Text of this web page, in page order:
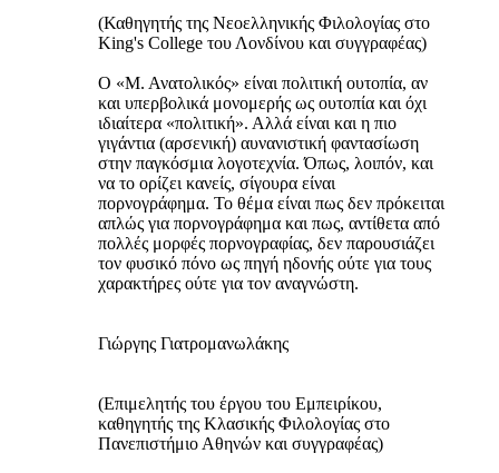
(Καθηγητής της Νεοελληνικής Φιλολογίας στο
King's College του Λονδίνου και συγγραφέας)
Ο «Μ. Ανατολικός» είναι πολιτική ουτοπία, αν
και υπερβολικά μονομερής ως ουτοπία και όχι
ιδιαίτερα «πολιτική». Αλλά είναι και η πιο
γιγάντια (αρσενική) αυνανιστική φαντασίωση
στην παγκόσμια λογοτεχνία. Όπως, λοιπόν, και
να το ορίζει κανείς, σίγουρα είναι
πορνογράφημα. Το θέμα είναι πως δεν πρόκειται
απλώς για πορνογράφημα και πως, αντίθετα από
πολλές μορφές πορνογραφίας, δεν παρουσιάζει
τον φυσικό πόνο ως πηγή ηδονής ούτε για τους
χαρακτήρες ούτε για τον αναγνώστη.
Γιώργης Γιατρομανωλάκης
(Επιμελητής του έργου του Εμπειρίκου,
καθηγητής της Κλασικής Φιλολογίας στο
Πανεπιστήμιο Αθηνών και συγγραφέας)